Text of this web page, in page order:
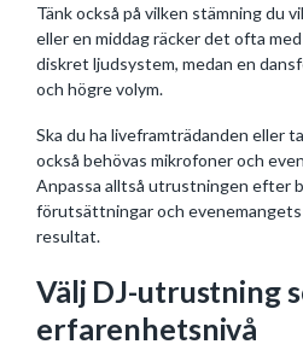
Tänk också på vilken stämning du
eller en middag räcker det ofta
diskret ljudsystem, medan en
och högre volym.
Ska du ha liveframträdanden eller
också behövas mikrofoner och
Anpassa alltså utrustningen efter
förutsättningar och
resultat.
Välj DJ-utrustning
erfarenhetsnivå